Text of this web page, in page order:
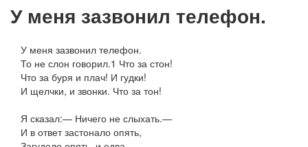
У меня зазвонил телефон.
У меня зазвонил телефон.
То не слон говорил.1 Что за стон!
Что за буря и плач! И гудки!
И щелчки, и звонки. Что за тон!
Я сказал:— Ничего не слыхать.—
И в ответ застонало опять,